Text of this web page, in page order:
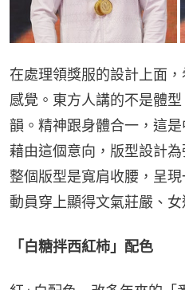
在處理領獎服的設計上面
感覺。東方人講的不是體
韻。精神跟身體合一，這
藉由這個意向，版型設計
整個版型是寬肩收腰，呈
動員穿上顯得文氣莊嚴、
「白糖拌西紅柿」配色